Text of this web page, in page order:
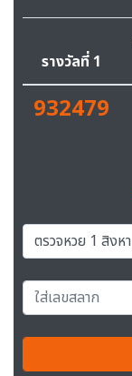
รางวัลที่ 1
932479